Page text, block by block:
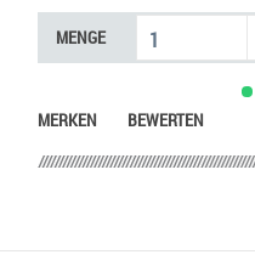
MENGE
MERKEN
BEWERTEN